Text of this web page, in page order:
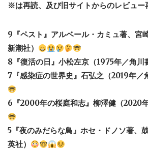
※は再読、及び旧サイトからのレビュー
9『ペスト』アルベール・カミュ著、宮
新潮社）
8『復活の日』小松左京（1975年／角川
7『感染症の世界史』石弘之（2019年／
6『2000年の桜庭和志』柳澤健（2020年
5『夜のみだらな鳥』ホセ・ドノソ著、
英社）